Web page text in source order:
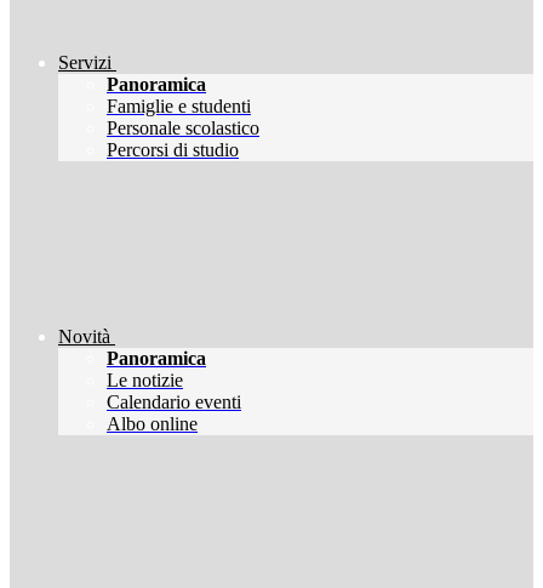
Servizi
Panoramica
Famiglie e studenti
Personale scolastico
Percorsi di studio
Novità
Panoramica
Le notizie
Calendario eventi
Albo online